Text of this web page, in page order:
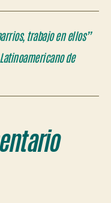
trabajo en ellos”
de